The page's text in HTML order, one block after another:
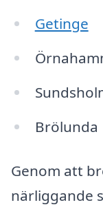
Getinge
Brölunda
Genom att
närliggande